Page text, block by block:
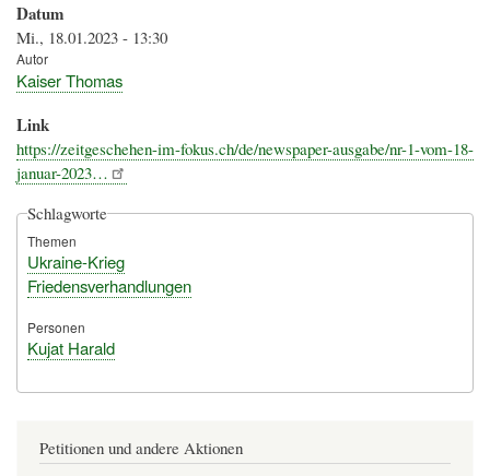
Datum
Mi., 18.01.2023 - 13:30
Autor
Kaiser Thomas
Link
https://zeitgeschehen-im-fokus.ch/de/newspaper-ausgabe/nr-1-vom-18-
januar-2023…
Schlagworte
Themen
Ukraine-Krieg
Friedensverhandlungen
Personen
Kujat Harald
Petitionen und andere Aktionen